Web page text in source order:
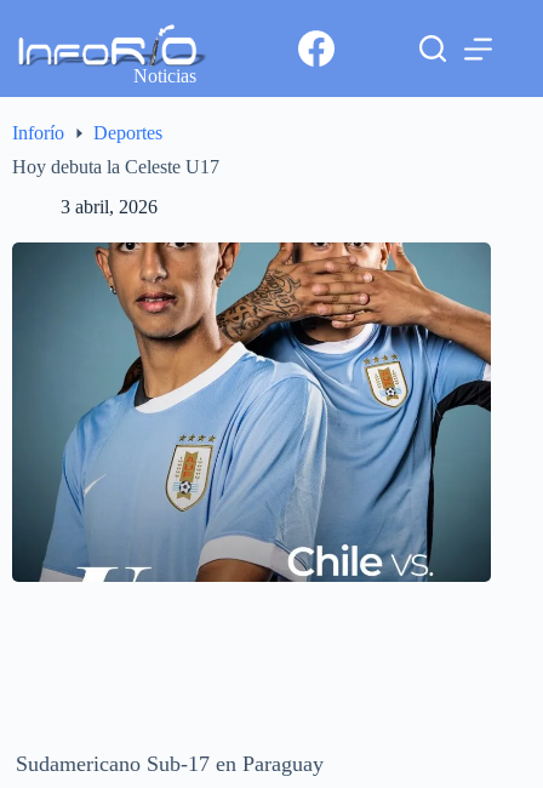
Noticias
Inforío
Deportes
Hoy debuta la Celeste U17
3 abril, 2026
Sudamericano Sub-17 en Paraguay